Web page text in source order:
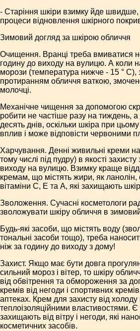
- Старіння шкіри взимку йде швидше,
процеси відновлення шкірного
Зимовий догляд за шкірою обличчя
Очищення. Вранці треба вмиватися
годину до виходу на вулицю. А коли
морози (температура нижче - 15 ° С),
протиранням обличчя ваткою,
молочці.
Механічне чищення за допомогою
робити не частіше разу на тиждень, а
десять днів, оскільки шкіра при
вплив і може відповісти червоними
Харчування. Денні живильні креми
тому числі під пудру) в якості
виходу на вулицю. Взимку краще
кремам, що містять жири, як ланолін,
вітаміни С, Е та А, які захищають
Зволоження. Сучасні косметологи
зволожувати шкіру обличчя в
Будь-які засоби, що містять воду
тональні засоби тощо), треба
ніж за годину до виходу з дому!
Захист. Якщо має бути довга
сильний мороз і вітер, то шкіру
від обвітрення та обмороження за
кремів від негоди і спортивних
аптеках. Крем для захисту від холоду
теплоізоляційними властивостями.
захищають від вітру і негоди, які
косметичних засобів.